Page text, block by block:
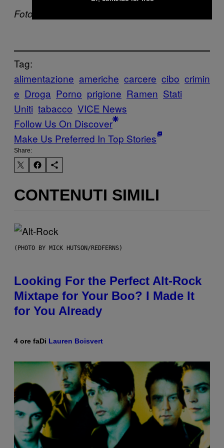
Foto via
Tag:
alimentazione americhe carcere cibo crimin
e Droga Porno prigione Ramen Stati
Uniti tabacco VICE News
Follow Us On Discover
Make Us Preferred In Top Stories
Share:
CONTENUTI SIMILI
(PHOTO BY MICK HUTSON/REDFERNS)
Looking For the Perfect Alt-Rock
Mixtape for Your Boo? I Made It
for You Already
4 ore faDi Lauren Boisvert